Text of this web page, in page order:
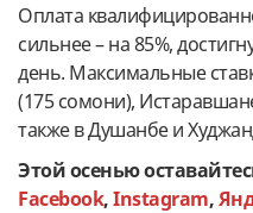
Оплата
сильнее – на 85%,
день. Максимальные
(175 сомони),
также в Душанбе и
Этой осенью
Facebook,Instagram,